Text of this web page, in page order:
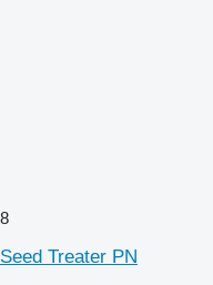
8
Seed Treater PN